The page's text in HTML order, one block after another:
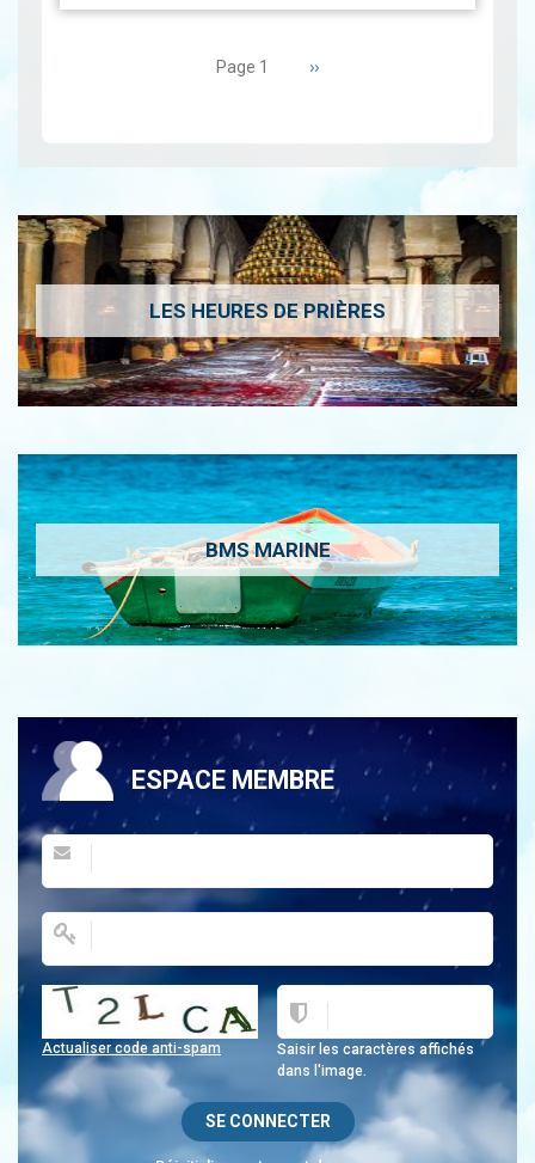
des températures proches
répartition spatiale
Page 1 Page
››
LES HEURES DE PRIÈRES
BMS MARINE
ESPACE MEMBRE
Saisir les caractères affichés
dans l'image.
Actualiser code anti-spam